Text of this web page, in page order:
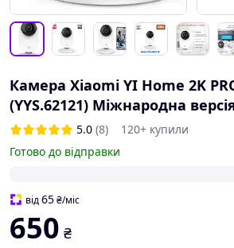
Камера Xiaomi YI Home 2K
(YYS.62121) Міжнародна
5.0 (8)
120+ купили
Готово до відправки
від65₴/міс
650 ₴